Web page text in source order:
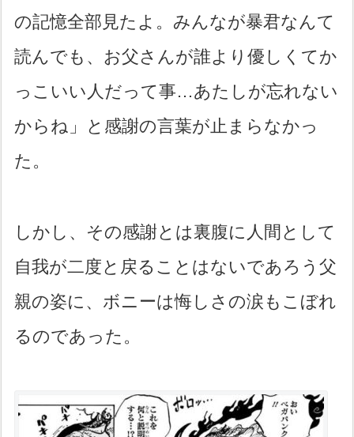
の記憶全部見たよ。みんなが暴君なんて
読んでも、お父さんが誰より優しくてか
っこいい人だって事…あたしが忘れない
からね」と感謝の言葉が止まらなかっ
た。
しかし、その感謝とは裏腹に人間として
自我が二度と戻ることはないであろう父
親の姿に、ボニーは悔しさの涙もこぼれ
るのであった。